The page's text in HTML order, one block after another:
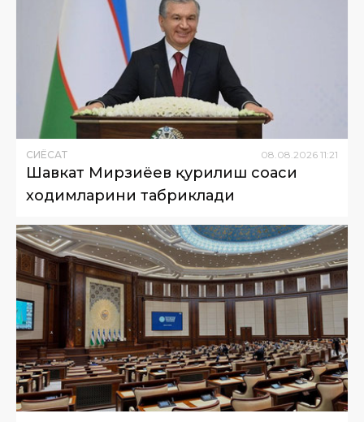
СИËСАТ 08.08.2026 11:21
Шавкат Мирзиёев қурилиш соҳаси
ходимларини табриклади